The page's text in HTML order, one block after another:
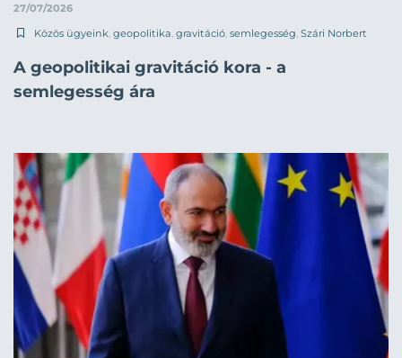
27/07/2026
Közös ügyeink geopolitika gravitáció semlegesség Szári Norbert
A geopolitikai gravitáció kora - a
semlegesség ára